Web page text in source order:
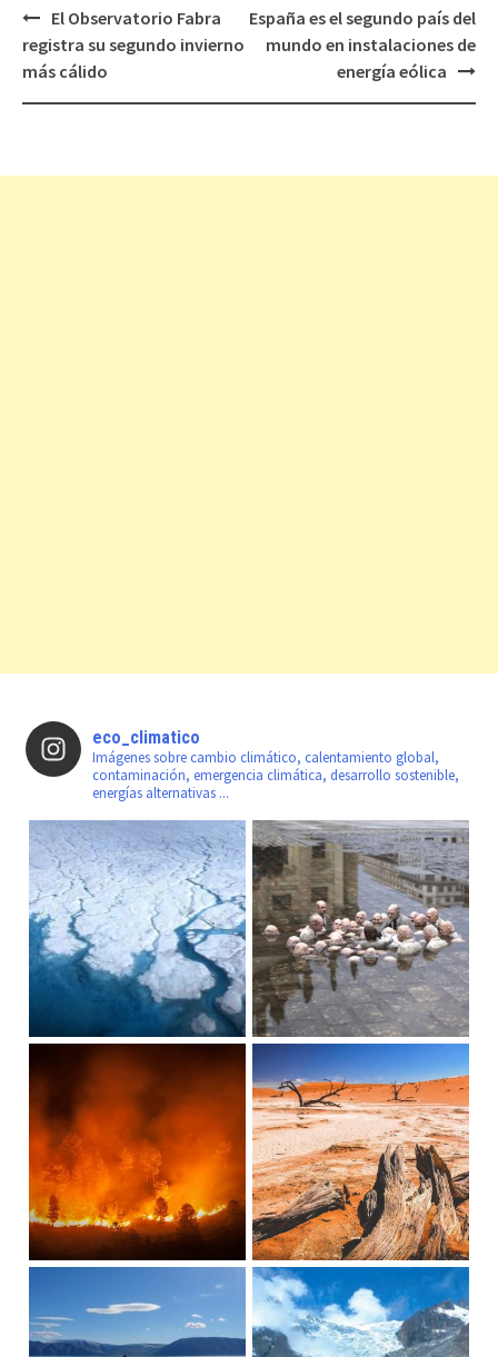
Navegación
de
El Observatorio Fabra
registra su segundo invierno
más cálido
España es el segundo país del
mundo en instalaciones de
energía eólica
eco_climatico
Imágenes sobre cambio climático, calentamiento global,
contaminación, emergencia climática, desarrollo sostenible,
energías alternativas ...